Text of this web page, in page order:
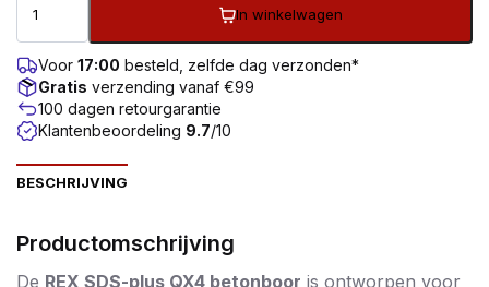
In winkelwagen
Voor 17:00 besteld, zelfde dag verzonden*
Gratis verzending vanaf €99
100 dagen retourgarantie
Klantenbeoordeling 9.7/10
BESCHRIJVING
Productomschrijving
De REX SDS-plus QX4 betonboor is ontworpen voor